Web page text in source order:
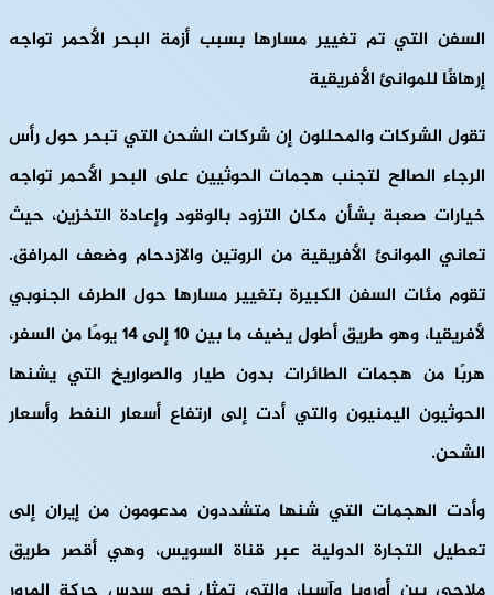
السفن التي تم تغيير مسارها بسبب أزمة البحر الأحمر تواجه
إرهاقًا للموانئ الأفريقية
تقول الشركات والمحللون إن شركات الشحن التي تبحر حول رأس
الرجاء الصالح لتجنب هجمات الحوثيين على البحر الأحمر تواجه
خيارات صعبة بشأن مكان التزود بالوقود وإعادة التخزين، حيث
تعاني الموانئ الأفريقية من الروتين والازدحام وضعف المرافق.
تقوم مئات السفن الكبيرة بتغيير مسارها حول الطرف الجنوبي
لأفريقيا، وهو طريق أطول يضيف ما بين 10 إلى 14 يومًا من السفر،
هربًا من هجمات الطائرات بدون طيار والصواريخ التي يشنها
الحوثيون اليمنيون والتي أدت إلى ارتفاع أسعار النفط وأسعار
الشحن.
وأدت الهجمات التي شنها متشددون مدعومون من إيران إلى
تعطيل التجارة الدولية عبر قناة السويس، وهي أقصر طريق